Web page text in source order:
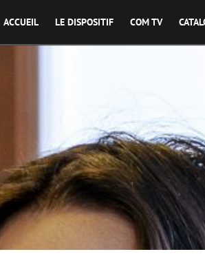
ACCUEIL LE DISPOSITIF COM TV
DACP - De l'Autre Côté du Périph' / en